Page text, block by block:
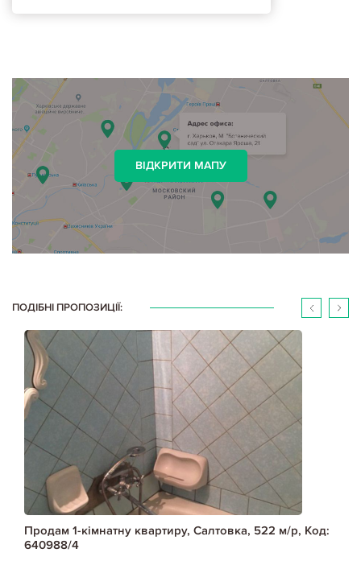
ВІДКРИТИ МАПУ
ПОДІБНІ ПРОПОЗИЦІЇ:
Продам 1-кімнатну квартиру, Салтовка, 522 м/р, Код:
640988/4